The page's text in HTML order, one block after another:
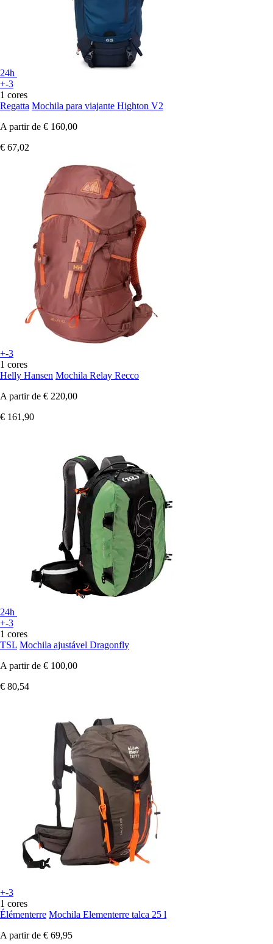
24h
+-3
1 cores
Regatta Mochila para viajante Highton V2
A partir de € 160,00
€ 67,02
+-3
1 cores
Helly Hansen Mochila Relay Recco
A partir de € 220,00
€ 161,90
24h
+-3
1 cores
TSL Mochila ajustável Dragonfly
A partir de € 100,00
€ 80,54
+-3
1 cores
Élémenterre Mochila Elementerre talca 25 l
A partir de € 69,95